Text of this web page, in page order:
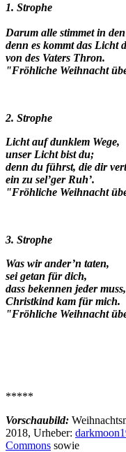
1. Strophe
Darum alle stimmet in
denn es kommt das Licht
von des Vaters Thron.
"Fröhliche Weihnacht
2. Strophe
Licht auf dunklem Wege,
unser Licht bist du;
denn du führst, die dir
ein zu sel’ger Ruh’.
"Fröhliche Weihnacht
3. Strophe
Was wir ander’n taten,
sei getan für dich,
dass bekennen jeder muss,
Christkind kam für mich.
"Fröhliche Weihnacht
*****
Vorschaubild:
2018, Urheber:
Commons sowie